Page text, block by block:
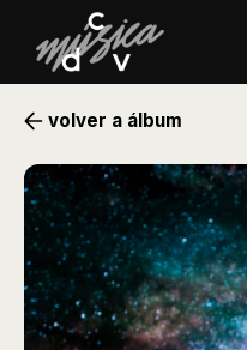
volver a álbum